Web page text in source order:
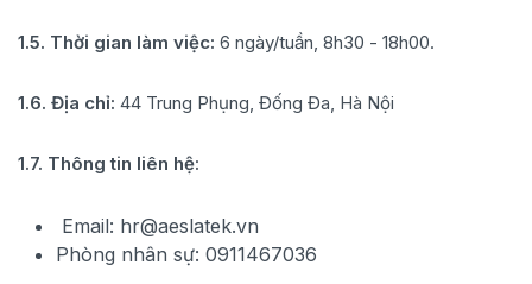
1.5. Thời gian làm việc: 6 ngày/tuần, 8h30 - 18h00.
1.6. Địa chỉ: 44 Trung Phụng, Đống Đa, Hà Nội
1.7. Thông tin liên hệ:
Email: hr@aeslatek.vn
Phòng nhân sự: 0911467036